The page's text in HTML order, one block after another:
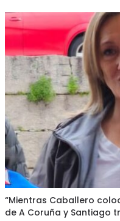
“Mientras Caballero
de A Coruña y Santiago